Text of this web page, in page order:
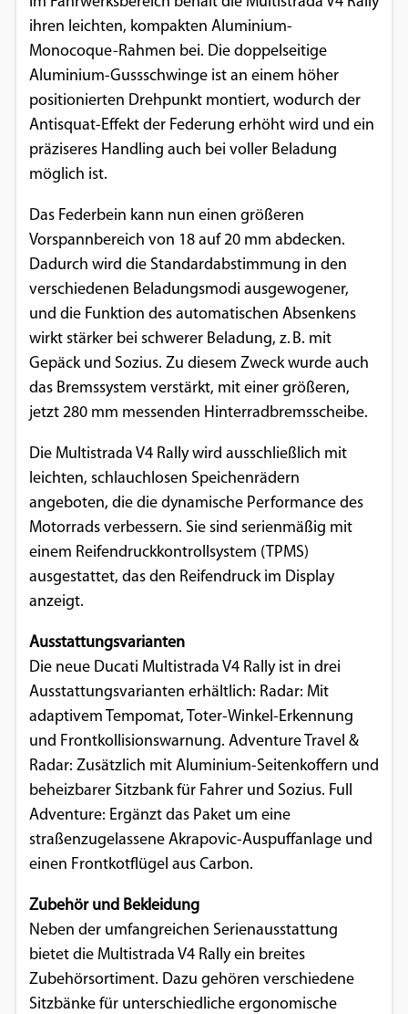
ihren leichten, kompakten Aluminium-
Monocoque-Rahmen bei. Die doppelseitige
Aluminium-Gussschwinge ist an einem höher
positionierten Drehpunkt montiert, wodurch der
Antisquat-Effekt der Federung erhöht wird und ein
präziseres Handling auch bei voller Beladung
möglich ist.
Das Federbein kann nun einen größeren
Vorspannbereich von 18 auf 20 mm abdecken.
Dadurch wird die Standardabstimmung in den
verschiedenen Beladungsmodi ausgewogener,
und die Funktion des automatischen Absenkens
wirkt stärker bei schwerer Beladung, z. B. mit
Gepäck und Sozius. Zu diesem Zweck wurde auch
das Bremssystem verstärkt, mit einer größeren,
jetzt 280 mm messenden Hinterradbremsscheibe.
Die Multistrada V4 Rally wird ausschließlich mit
leichten, schlauchlosen Speichenrädern
angeboten, die die dynamische Performance des
Motorrads verbessern. Sie sind serienmäßig mit
einem Reifendruckkontrollsystem (TPMS)
ausgestattet, das den Reifendruck im Display
anzeigt.
Ausstattungsvarianten
Die neue Ducati Multistrada V4 Rally ist in drei
Ausstattungsvarianten erhältlich: Radar: Mit
adaptivem Tempomat, Toter-Winkel-Erkennung
und Frontkollisionswarnung. Adventure Travel &
Radar: Zusätzlich mit Aluminium-Seitenkoffern und
beheizbarer Sitzbank für Fahrer und Sozius. Full
Adventure: Ergänzt das Paket um eine
straßenzugelassene Akrapovic-Auspuffanlage und
einen Frontkotflügel aus Carbon.
Zubehör und Bekleidung
Neben der umfangreichen Serienausstattung
bietet die Multistrada V4 Rally ein breites
Zubehörsortiment. Dazu gehören verschiedene
Sitzbänke für unterschiedliche ergonomische